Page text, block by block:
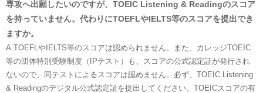
専攻へ出願したいのですが、TOEIC Listening & Readingのスコア
を持っていません。代わりにTOEFLやIELTS等のスコアを提出でき
ますか。
A.TOEFLやIELTS等のスコアは認められません。また、カレッジTOEIC
等の団体特別受験制度（IPテスト）も、スコアの公式認定証が発行され
ないので、同テストによるスコアは認めません。必ず、TOEIC Listening
& Readingのデジタル公式認定証を提出してください。TOEICスコアの有